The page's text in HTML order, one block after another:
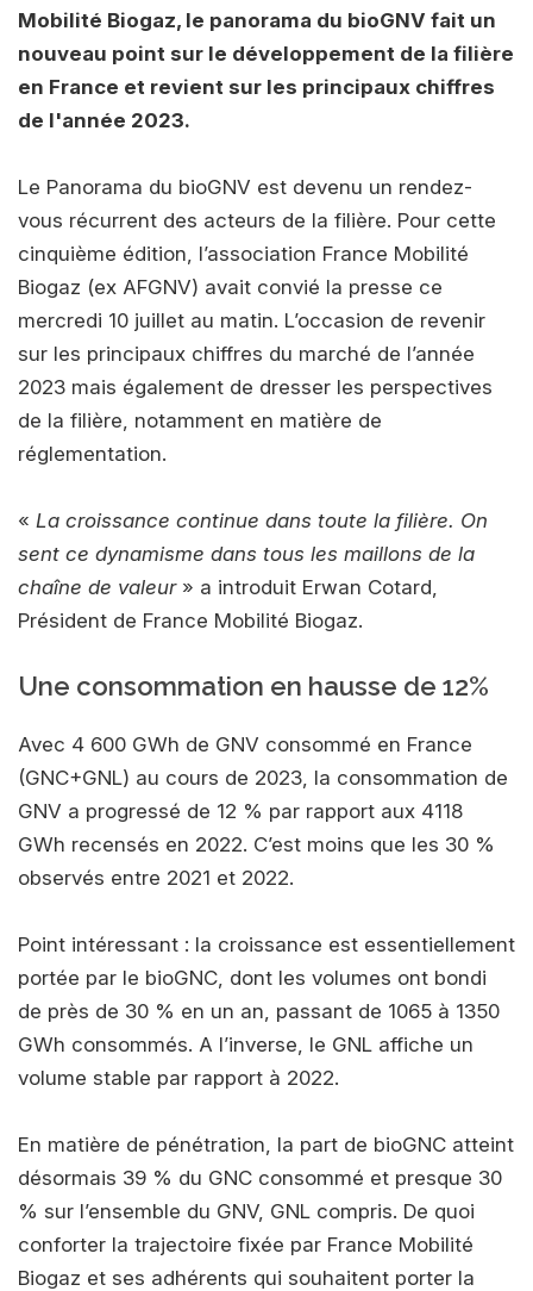
Mobilité Biogaz, le panorama du bioGNV fait un
nouveau point sur le développement de la filière
en France et revient sur les principaux chiffres
de l'année 2023.
Le Panorama du bioGNV est devenu un rendez-
vous récurrent des acteurs de la filière. Pour cette
cinquième édition, l’association France Mobilité
Biogaz (ex AFGNV) avait convié la presse ce
mercredi 10 juillet au matin. L’occasion de revenir
sur les principaux chiffres du marché de l’année
2023 mais également de dresser les perspectives
de la filière, notamment en matière de
réglementation.
« La croissance continue dans toute la filière. On
sent ce dynamisme dans tous les maillons de la
chaîne de valeur» a introduit Erwan Cotard,
Président de France Mobilité Biogaz.
Une consommation en hausse de 12%
Avec 4 600 GWh de GNV consommé en France
(GNC+GNL) au cours de 2023, la consommation de
GNV a progressé de 12 % par rapport aux 4118
GWh recensés en 2022. C’est moins que les 30 %
observés entre 2021 et 2022.
Point intéressant : la croissance est essentiellement
portée par le bioGNC, dont les volumes ont bondi
de près de 30 % en un an, passant de 1065 à 1350
GWh consommés. A l’inverse, le GNL affiche un
volume stable par rapport à 2022.
En matière de pénétration, la part de bioGNC atteint
désormais 39 % du GNC consommé et presque 30
% sur l’ensemble du GNV, GNL compris. De quoi
conforter la trajectoire fixée par France Mobilité
Biogaz et ses adhérents qui souhaitent porter la